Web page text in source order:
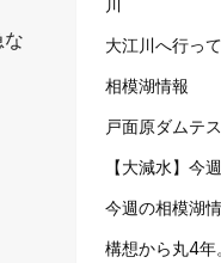
川
大江川へ行っ
相模湖情報
戸面原ダムテ
【大減水】今
今週の相模湖
構想から丸4年